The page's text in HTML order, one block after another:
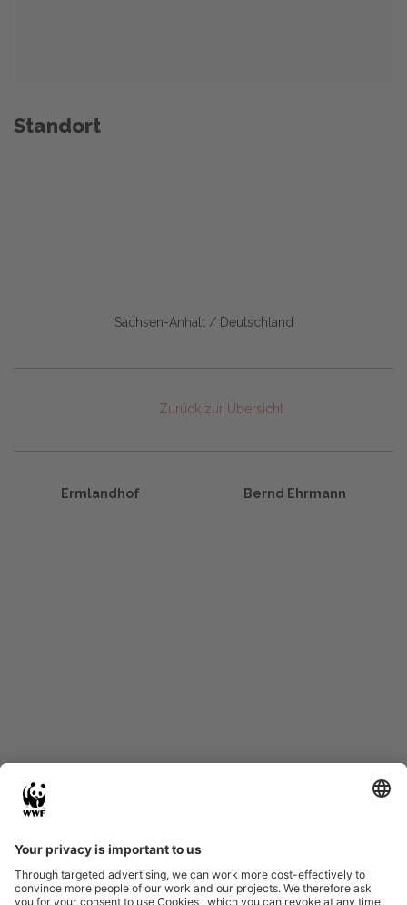
Zurück zur Übersicht
Standort
Sachsen-Anhalt / Deutschland
Bernd Ehrmann
Ermlandhof
Eine Initiative von